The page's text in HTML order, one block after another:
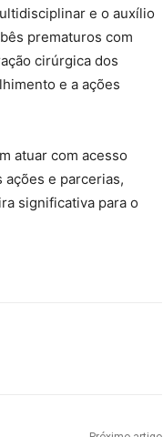
e o auxílio
prematuros com
cirúrgica dos
e a ações
atuar com acesso
ações e parcerias,
significativa para o